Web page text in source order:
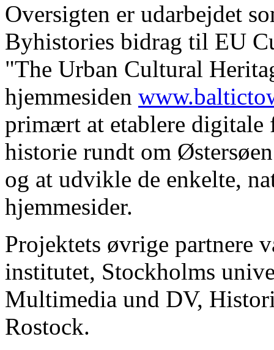
Oversigten er udarbejdet
Byhistories bidrag til EU
"The Urban Cultural
hjemmesiden
primært at etablere digitale
historie rundt om
og at udvikle de enkelte,
hjemmesider.
Projektets øvrige partnere
institutet, Stockholms
Multimedia und DV,
Rostock.